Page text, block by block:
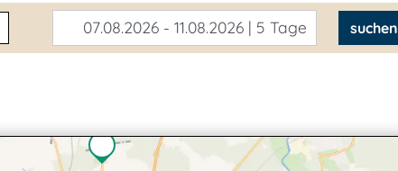
07.08.2026 - 11.08.2026 | 5 Tage suchen